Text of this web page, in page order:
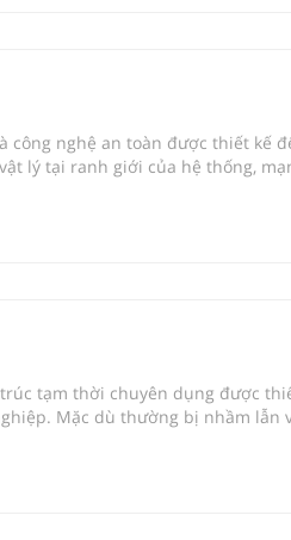
công nghệ an toàn được thiết kế
lý tại ranh giới của hệ thống,
tạm thời chuyên dụng được
Mặc dù thường bị nhầm lẫn